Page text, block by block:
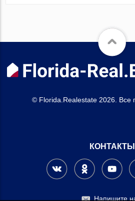
© Florida.Realestate 2026.
КОНТАКТЫ
Напишите